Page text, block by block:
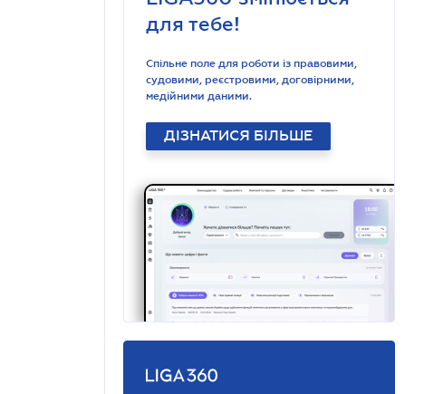
для тебе!
Спільне поле для роботи із правовими,
судовими, реєстровими, договірними,
медійними даними.
ДІЗНАТИСЯ БІЛЬШЕ